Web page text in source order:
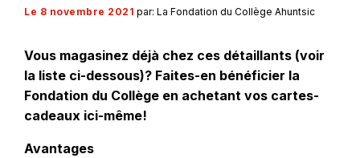
Le 8 novembre 2021 par: La Fondation du Collège Ahuntsic
Vous magasinez déjà chez ces détaillants (voir
la liste ci-dessous)? Faites-en bénéficier la
Fondation du Collège en achetant vos cartes-
cadeaux ici-même!
Avantages